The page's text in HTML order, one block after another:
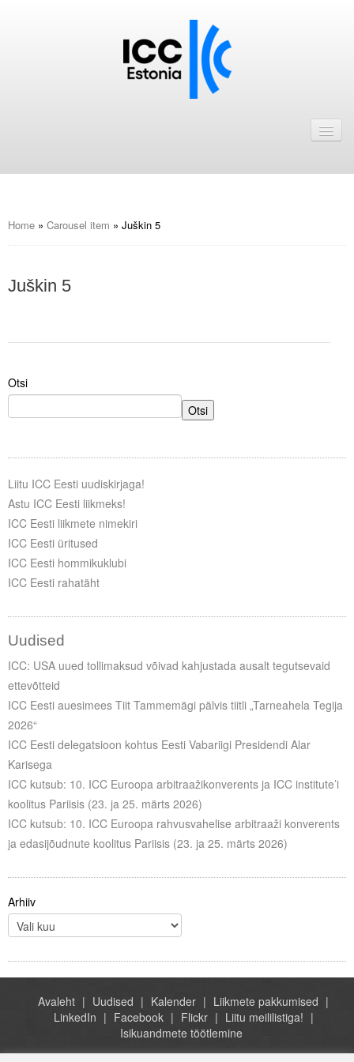
ICC Eesti liikmebaas
Astu ICC Eesti liikmeks!
Publikatsioonid
Viidad
ICC WBO
ICC komisjonid
Digiraamatukogu
Juhendid ja väljaanded
Kontakt
Liitu meililistiga
Oskusteave
Incoterms® 2020
Abimaterjalid
Projektid
Home » Carousel item » Juškin 5
Juškin 5
Otsi
Otsi
Liitu ICC Eesti uudiskirjaga!
Astu ICC Eesti liikmeks!
ICC Eesti liikmete nimekiri
ICC Eesti üritused
ICC Eesti hommikuklubi
ICC Eesti rahatäht
Uudised
ICC: USA uued tollimaksud võivad kahjustada ausalt tegutsevaid
ettevõtteid
ICC Eesti auesimees Tiit Tammemägi pälvis tiitli „Tarneahela Tegija
2026“
ICC Eesti delegatsioon kohtus Eesti Vabariigi Presidendi Alar
Karisega
ICC kutsub: 10. ICC Euroopa arbitraažikonverents ja ICC institute’i
koolitus Pariisis (23. ja 25. märts 2026)
ICC kutsub: 10. ICC Euroopa rahvusvahelise arbitraaži konverents
ja edasijõudnute koolitus Pariisis (23. ja 25. märts 2026)
Arhiiv
Avaleht Uudised Kalender
Liikmete pakkumised
LinkedIn
Facebook Flickr
Liitu meililistiga!
Isikuandmete töötlemine